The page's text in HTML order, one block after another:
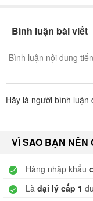
Bình luận bài viết
Hãy là người bình luận
VÌ SAO BẠN NÊN
Hàng nhập khẩu
Là đại lý cấp 1